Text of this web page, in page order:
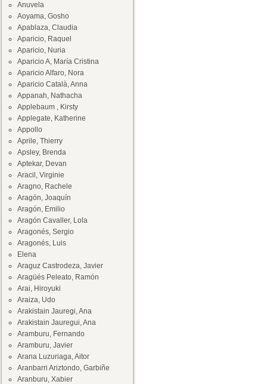
Anuvela
Aoyama, Gosho
Apablaza, Claudia
Aparicio, Raquel
Aparicio, Nuria
Aparicio A, María Cristina
Aparicio Alfaro, Nora
Aparicio Català, Anna
Appanah, Nathacha
Applebaum , Kirsty
Applegate, Katherine
Appollo
Aprile, Thierry
Apsley, Brenda
Aptekar, Devan
Aracil, Virginie
Aragno, Rachele
Aragón, Joaquín
Aragón, Emilio
Aragón Cavaller, Lola
Aragonés, Sergio
Aragonés, Luis
Elena
Araguz Castrodeza, Javier
Aragüés Peleato, Ramón
Arai, Hiroyuki
Araiza, Udo
Arakistain Jauregi, Ana
Arakistain Jauregui, Ana
Aramburu, Fernando
Aramburu, Javier
Arana Luzuriaga, Aitor
Aranbarri Ariztondo, Garbiñe
Aranburu, Xabier